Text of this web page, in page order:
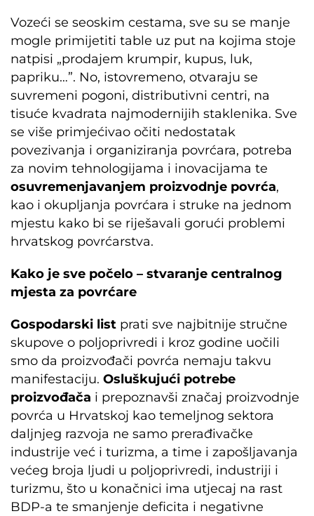
Vozeći se seoskim cestama, sve su se manje
mogle primijetiti table uz put na kojima stoje
natpisi „prodajem krumpir, kupus, luk,
papriku…”. No, istovremeno, otvaraju se
suvremeni pogoni, distributivni centri, na
tisuće kvadrata najmodernijih staklenika. Sve
se više primjećivao očiti nedostatak
povezivanja i organiziranja povrćara, potreba
za novim tehnologijama i inovacijama te
osuvremenjavanjem proizvodnje povrća,
kao i okupljanja povrćara i struke na jednom
mjestu kako bi se riješavali gorući problemi
hrvatskog povrćarstva.
Kako je sve počelo – stvaranje centralnog
mjesta za povrćare
Gospodarski list prati sve najbitnije stručne
skupove o poljoprivredi i kroz godine uočili
smo da proizvođači povrća nemaju takvu
manifestaciju. Osluškujući potrebe
proizvođača i prepoznavši značaj proizvodnje
povrća u Hrvatskoj kao temeljnog sektora
daljnjeg razvoja ne samo prerađivačke
industrije već i turizma, a time i zapošljavanja
većeg broja ljudi u poljoprivredi, industriji i
turizmu, što u konačnici ima utjecaj na rast
BDP-a te smanjenje deficita i negativne